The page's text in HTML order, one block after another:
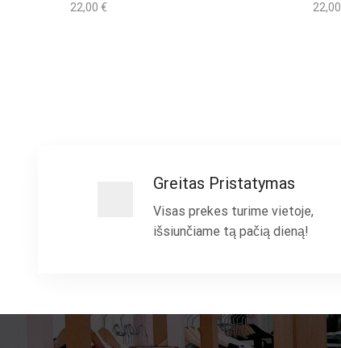
22,00 € 22,00
Greitas Pristatymas
Visas prekes turime vietoje,
išsiunčiame tą pačią dieną!